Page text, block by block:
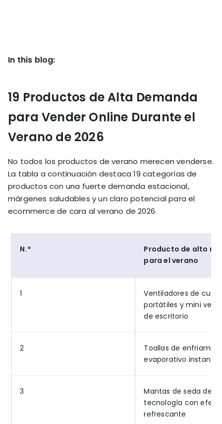
In this blog:
19 Productos de Alta Demanda
para Vender Online Durante el
Verano de 2026
No todos los productos de verano merecen venderse.
La tabla a continuación destaca 19 categorías de
productos con una fuerte demanda estacional,
márgenes saludables y un claro potencial para el
ecommerce de cara al verano de 2026.
N.º
Producto de alto
para el verano
1
Ventiladores de
portátiles y mini
de escritorio
2
Toallas de
evaporativo
3
Mantas de seda de
tecnología con
refrescante